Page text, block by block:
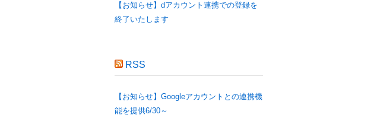
【お知らせ】dアカウント連携での登録を
終了いたします
RSS
【お知らせ】Googleアカウントとの連携機
能を提供6/30～